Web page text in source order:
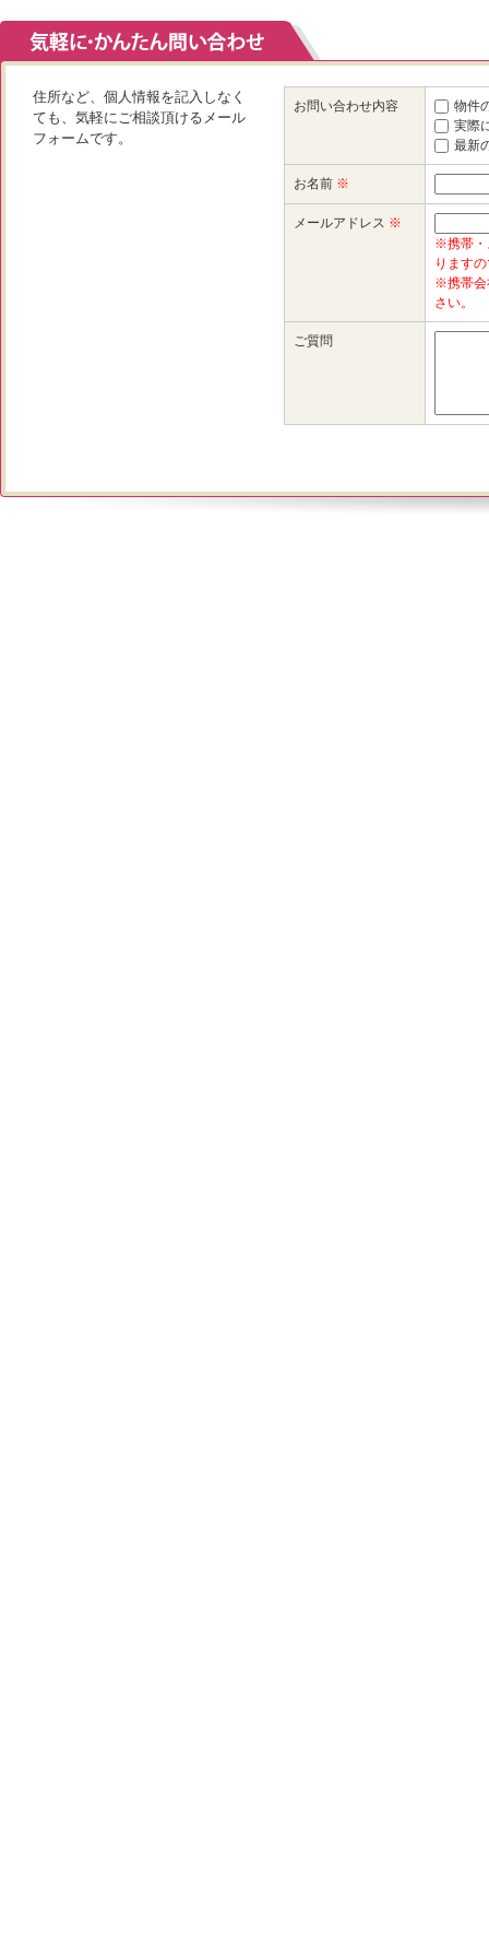
住所など、個人情報を記入しなく
ても、気軽にご相談頂けるメール
フォームです。
お問い合わせ内容
物件
実際
最新
お名前 ※
メールアドレス ※
※携帯・
ります
※携帯会
さい。
ご質問